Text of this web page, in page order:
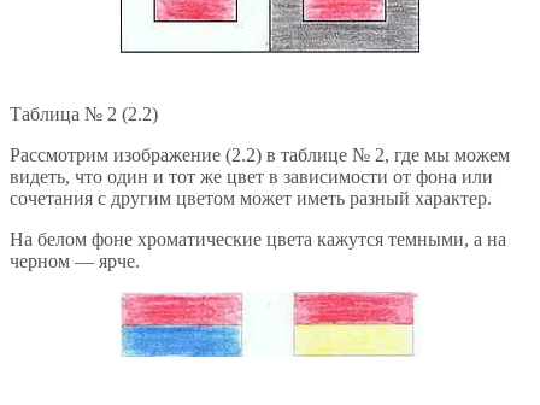
Таблица № 2 (2.2)
Рассмотрим изображение (2.2) в таблице № 2, где мы можем
видеть, что один и тот же цвет в зависимости от фона или
сочетания с другим цветом может иметь разный характер.
На белом фоне хроматические цвета кажутся темными, а на
черном — ярче.